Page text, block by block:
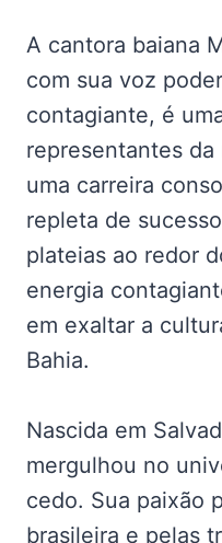
A cantora baiana
com sua voz
contagiante, é
representantes da
uma carreira
repleta de
plateias ao redor
energia
em exaltar a
Bahia.
Nascida em
mergulhou no
cedo. Sua paixão
brasileira e pelas